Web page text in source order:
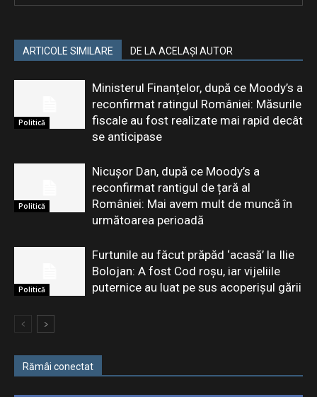
ARTICOLE SIMILARE DE LA ACELAȘI AUTOR
Politică
Ministerul Finanțelor, după ce Moody’s a
reconfirmat ratingul României: Măsurile
fiscale au fost realizate mai rapid decât
se anticipase
Politică
Nicușor Dan, după ce Moody’s a
reconfirmat rantigul de țară al
României: Mai avem mult de muncă în
următoarea perioadă
Politică
Furtunile au făcut prăpăd ‘acasă’ la Ilie
Bolojan: A fost Cod roșu, iar vijeliile
puternice au luat pe sus acoperișul gării
Rămâi conectat